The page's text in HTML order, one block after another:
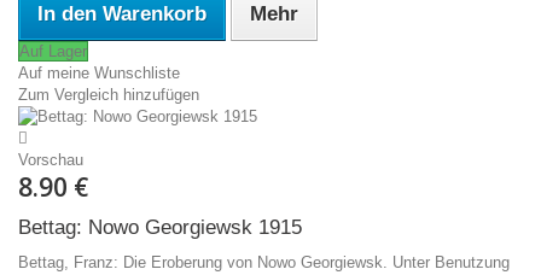
In den Warenkorb Mehr
Auf Lager
Auf meine Wunschliste
Zum Vergleich hinzufügen
Vorschau
8.90 €
Bettag: Nowo Georgiewsk 1915
Bettag, Franz: Die Eroberung von Nowo Georgiewsk. Unter Benutzung